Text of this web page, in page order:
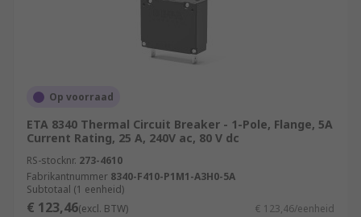
Op voorraad
ETA 8340 Thermal Circuit Breaker - 1-Pole, Flange, 5A
Current Rating, 25 A, 240V ac, 80 V dc
RS-stocknr. 273-4610
Fabrikantnummer 8340-F410-P1M1-A3H0-5A
Subtotaal (1 eenheid)
€ 123,46(excl. BTW) € 123,46/eenheid